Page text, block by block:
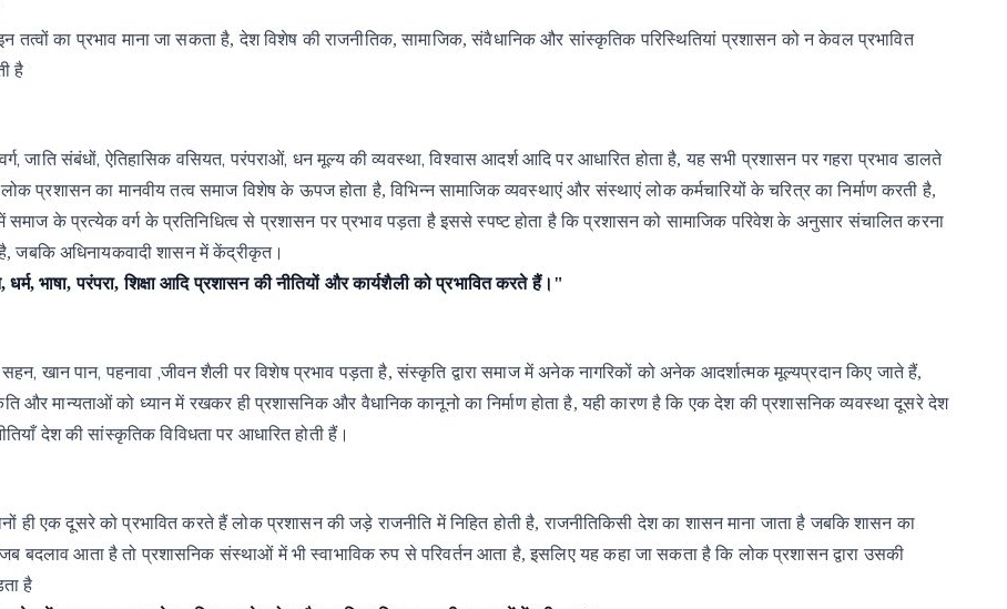
तत्वों का प्रभाव माना जा सकता है,देश विशेष की राजनीतिक, सामाजिक, संवैधानिक और सांस्कृतिक परिस्थितियां प्रशासन को न केवल प्रभावित
है
,जाति संबंधों,ऐतिहासिक वसियत,परंपराओं, धन मूल्य की व्यवस्था,विश्वास आदर्श आदि पर आधारित होता है,यह सभी प्रशासन पर गहरा प्रभाव डालते
लोक प्रशासन का मानवीय तत्व समाज विशेष के ऊपज होता है,विभिन्न सामाजिक व्यवस्थाएं और संस्थाएं लोक कर्मचारियों के चरित्र का निर्माण करती है,
समाज के प्रत्येक वर्ग के प्रतिनिधित्व से प्रशासन पर प्रभाव पड़ता हैइससे स्पष्ट होता है कि प्रशासन को सामाजिक परिवेश के अनुसार संचालित करना
जबकि अधिनायकवादी शासन में केंद्रीकृत।
धर्म, भाषा, परंपरा, शिक्षा आदि प्रशासन की नीतियों और कार्यशैली को प्रभावित करते हैं। "
सहन,खान पान,पहनावा ,जीवन शैली पर विशेष प्रभाव पड़ता है,संस्कृति द्वारा समाज में अनेक नागरिकों को अनेक आदर्शात्मक मूल्यप्रदान किए जाते हैं,
और मान्यताओं को ध्यान में रखकर ही प्रशासनिक और वैधानिक कानूनो का निर्माण होता है,यही कारण है कि एक देश की प्रशासनिक व्यवस्था दूसरे देश
देश की सांस्कृतिक विविधता पर आधारित होती हैं।
ही एक दूसरे को प्रभावित करते हैं लोक प्रशासन की जड़े राजनीति में निहित होती है,राजनीतिकिसी देश का शासन माना जाता है जबकि शासन का
जब बदलाव आता है तो प्रशासनिक संस्थाओं में भी स्वाभाविक रुप से परिवर्तन आता है,इसलिए यह कहा जा सकता है कि लोक प्रशासन द्वारा उसकी
है